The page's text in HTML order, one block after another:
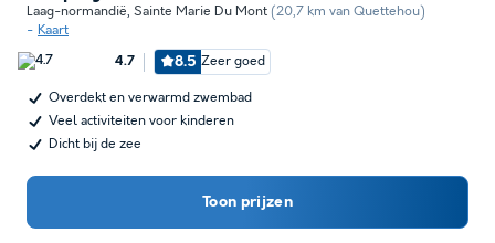
Laag-normandië, Sainte Marie Du Mont (20,7 km van Quettehou)
Kaart
4.7 8.5 Zeer goed
Overdekt en verwarmd zwembad
Veel activiteiten voor kinderen
Dicht bij de zee
Toon prijzen